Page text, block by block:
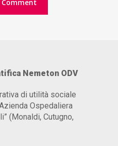
Nemeton ODV
di utilità sociale
Ospedaliera
(Monaldi, Cutugno,